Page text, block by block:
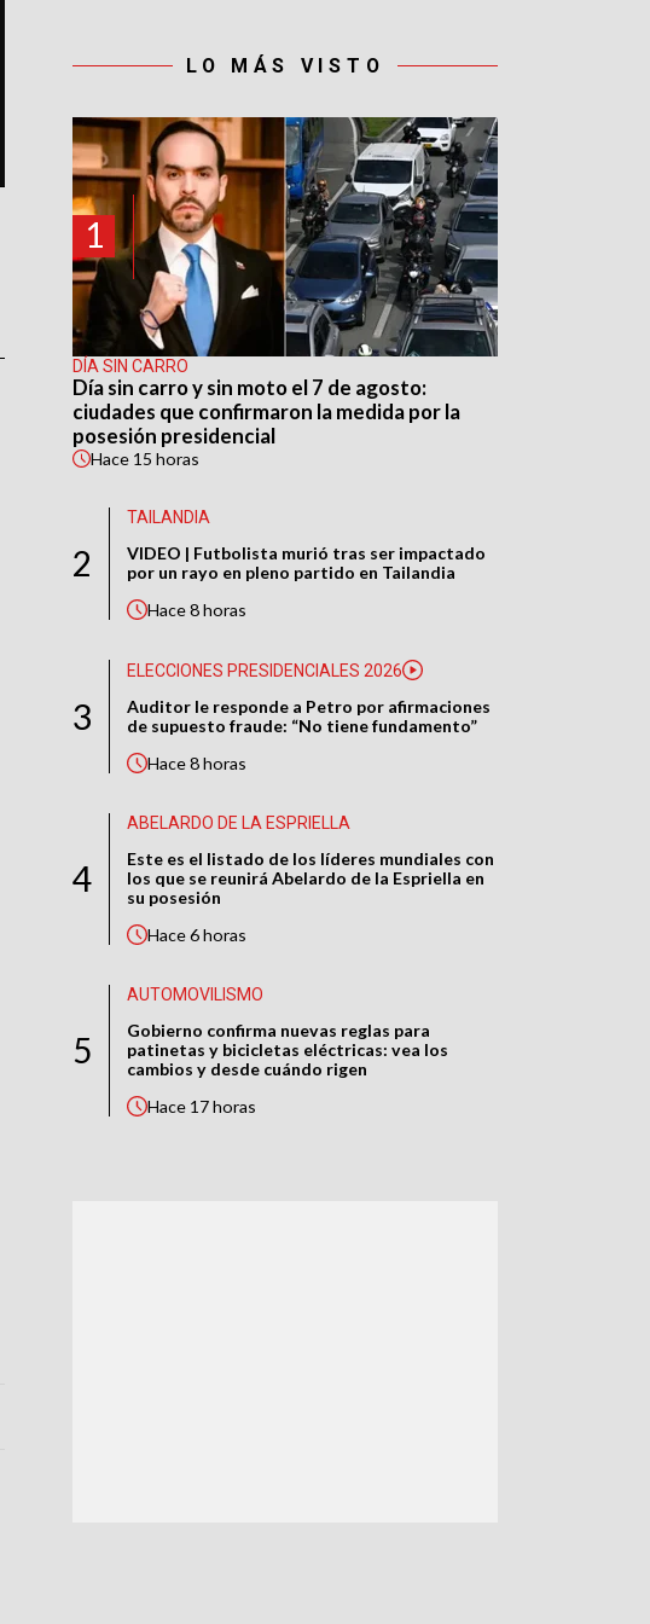
LO MÁS VISTO
1
DÍA SIN CARRO
Día sin carro y sin moto el 7 de agosto:
ciudades que confirmaron la medida por la
posesión presidencial
Hace 15 horas
2
TAILANDIA
VIDEO | Futbolista murió tras ser impactado
por un rayo en pleno partido en Tailandia
Hace8 horas
3
ELECCIONES PRESIDENCIALES 2026
Auditor le responde a Petro por afirmaciones
de supuesto fraude: “No tiene fundamento”
Hace8 horas
4
ABELARDO DE LA ESPRIELLA
Este es el listado de los líderes mundiales con
los que se reunirá Abelardo de la Espriella en
su posesión
Hace6 horas
5
AUTOMOVILISMO
Gobierno confirma nuevas reglas para
patinetas y bicicletas eléctricas: vea los
cambios y desde cuándo rigen
Hace 17 horas